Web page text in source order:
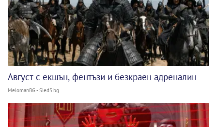
Август с екшън, фентъзи и безкраен адреналин
MelomanBG - Sled5.bg